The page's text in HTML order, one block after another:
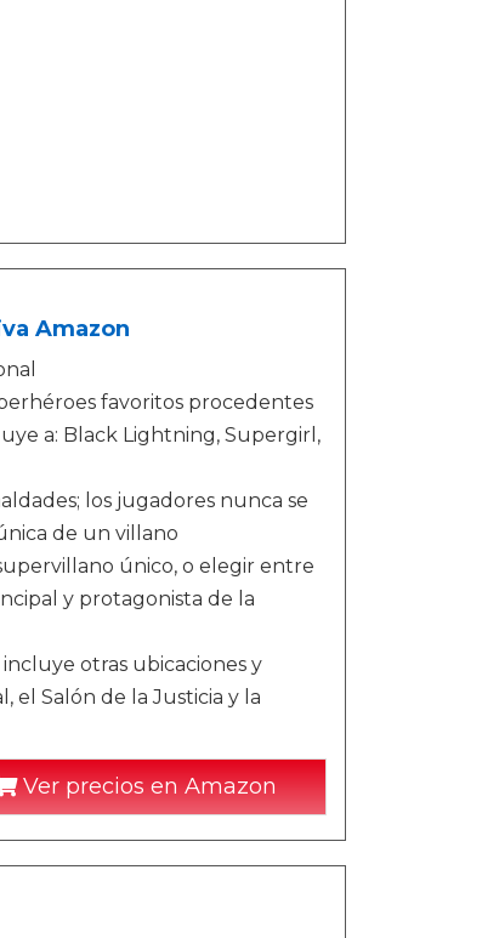
Amazon
favoritos procedentes
a: Black Lightning, Supergirl,
los jugadores nunca se
de un villano
único, o elegir entre
y protagonista de la
otras ubicaciones y
el Salón de la Justicia y la
Ver precios en Amazon